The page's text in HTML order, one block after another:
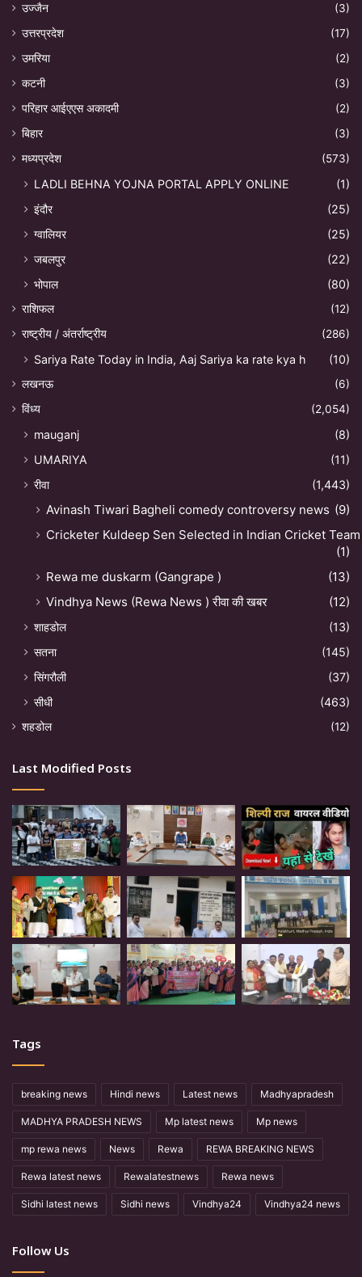
उज्जैन
(3)
उत्तरप्रदेश
(17)
उमरिया
(2)
कटनी
(3)
परिहार आईएएस अकादमी
(2)
बिहार
(3)
मध्यप्रदेश
(573)
LADLI BEHNA YOJNA PORTAL APPLY ONLINE
(1)
इंदौर
(25)
ग्वालियर
(25)
जबलपुर
(22)
भोपाल
(80)
राशिफल
(12)
राष्ट्रीय / अंतर्राष्ट्रीय
(286)
Sariya Rate Today in India, Aaj Sariya ka rate kya h (10)
लखनऊ
(6)
विंध्य
(2,054)
mauganj
(8)
UMARIYA
(11)
रीवा
(1,443)
Avinash Tiwari Bagheli comedy controversy news (9)
Cricketer Kuldeep Sen Selected in Indian Cricket Team
(1)
Rewa me duskarm (Gangrape )
(13)
Vindhya News (Rewa News ) रीवा की खबर
(12)
शाहडोल
(13)
सतना
(145)
सिंगरौली
(37)
सीधी
(463)
शहडोल (12)
Last Modified Posts
Tags
breaking news Hindi news Latest news Madhyapradesh
MADHYA PRADESH NEWS Mp latest news Mp news
mp rewa news News Rewa REWA BREAKING NEWS
Rewa latest news Rewalatestnews Rewa news
Sidhi latest news Sidhi news Vindhya24 Vindhya24 news
Follow Us